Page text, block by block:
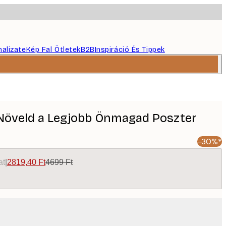
Kép Fal ÖtletekB2BInspiráció És Tippek
a Legjobb Önmagad Poszter
-30%*
2819,40 Ft4699 Ft